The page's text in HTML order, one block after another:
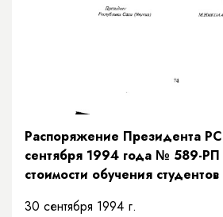
Распоряжение Президента
сентября 1994 года № 589-
стоимости обучения
30 сентября 1994 г.